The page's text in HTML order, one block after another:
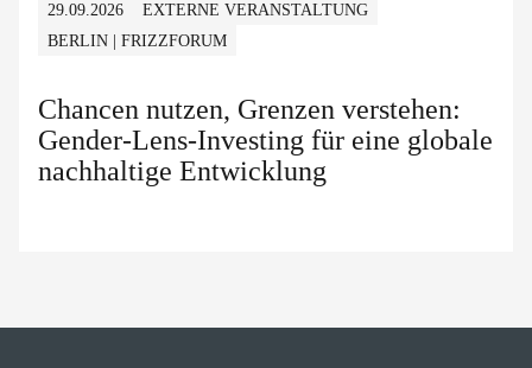
29.09.2026
EXTERNE VERANSTALTUNG
BERLIN | FRIZZFORUM
Chancen nutzen, Grenzen verstehen:
Gender-Lens-Investing für eine globale
nachhaltige Entwicklung